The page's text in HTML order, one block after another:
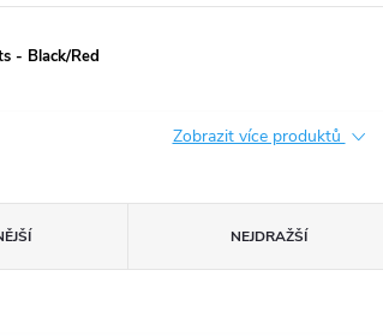
- Black/Red
Zobrazit více produktů
NEJDRAŽŠÍ